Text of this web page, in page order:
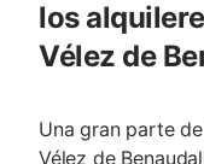
los
Vélez de
Una gran parte
Vélez de